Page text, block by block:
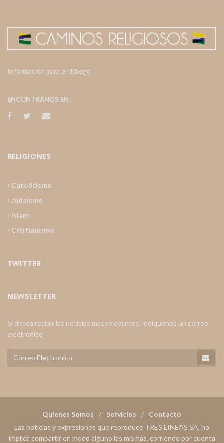
Información para el diálogo
ENCONTRANOS EN :
RELIGIONES
Catolicismo
Judaismo
Islam
Cristianismo
TWITTER
NEWSLETTER
Si desea recibir las noticias mas relevantes, indiquenos un correo
electronico
Quienes Somos Servicios
Contacto
Las noticias y expresiones que reproduce TRES LINEAS SA, no
implica compartir en modo alguno las mismas, corriendo por cuenta